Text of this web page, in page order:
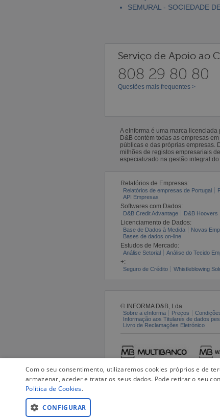
SEMURAL - SOCIEDADE
Serviço de Apoio ao
808 29 80 80
Questões mais frequentes >
A eInforma é uma marca
D&B contém todas as empresas
públicas e das próprias empresas.
milhões de registos empresariais
especializado na gestão integral do
Relatórios de Empresas:
Relatórios de empresas de Portugal
API Empresas
Softwares com Dados:
D&B Credit Advantage D&B Hoovers
Licenciamento de Dados:
Base de Dados à Medida Novas
Bases de dados on-line
Estudos de Mercado:
Análise Setorial Análise do Tecido
+:
Seguro de Crédito Whistleblowing
© INFORMA D&B, Lda
Sobre a eInforma Preços
Informação aos Titulares de dados
Livro de Reclamações Eletrónico
Com o seu consentimento, utilizaremos cookies próprios e de
armazenar, aceder e tratar os seus dados. Pode retirar o seu
Politica de Cookies.
CONFIGURAR